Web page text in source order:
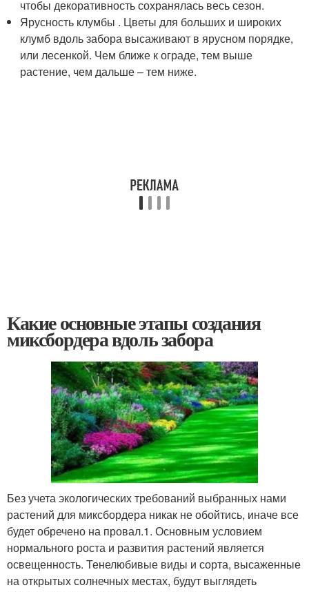
чтобы декоративность сохранялась весь сезон.
Ярусность клумбы . Цветы для больших и широких
клумб вдоль забора высаживают в ярусном порядке,
или лесенкой. Чем ближе к ограде, тем выше
растение, чем дальше – тем ниже.
Какие основные этапы создания
миксбордера вдоль забора
Без учета экологических требований выбранных нами
растений для миксбордера никак не обойтись, иначе все
будет обречено на провал.1. Основным условием
нормального роста и развития растений является
освещенность. Тенелюбивые виды и сорта, высаженные
на открытых солнечных местах, будут выглядеть